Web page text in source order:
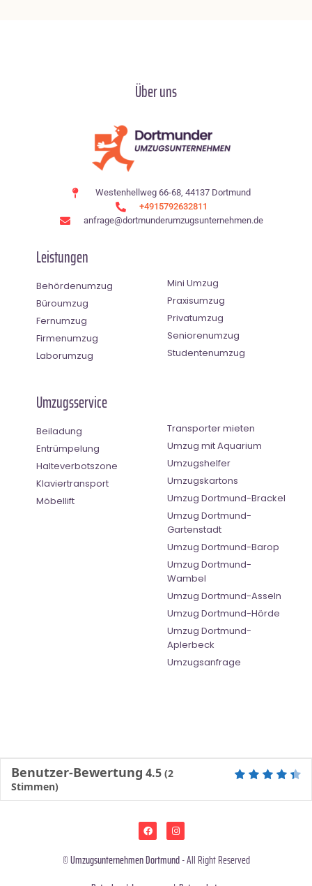
Über uns
Westenhellweg 66-68, 44137 Dortmund
+4915792632811
anfrage@dortmunderumzugsunternehmen.de
Leistungen
Behördenumzug
Büroumzug
Fernumzug
Firmenumzug
Laborumzug
Mini Umzug
Praxisumzug
Privatumzug
Seniorenumzug
Studentenumzug
Umzugsservice
Beiladung
Entrümpelung
Halteverbotszone
Klaviertransport
Möbellift
Transporter mieten
Umzug mit Aquarium
Umzugshelfer
Umzugskartons
Umzug Dortmund-Brackel
Umzug Dortmund-
Gartenstadt
Umzug Dortmund-Barop
Umzug Dortmund-
Wambel
Umzug Dortmund-Asseln
Umzug Dortmund-Hörde
Umzug Dortmund-
Aplerbeck
Umzugsanfrage
Benutzer-Bewertung 4.5 (2
Stimmen)
©Umzugsunternehmen Dortmund- All Right Reserved